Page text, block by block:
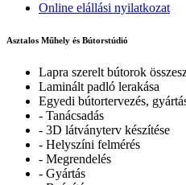
Online elállási nyilatkozat
Asztalos Műhely és Bútorstúdió
Lapra szerelt bútorok
Laminált padló lerakása
Egyedi bútortervezés,
- Tanácsadás
- 3D látványterv készítése
- Helyszíni felmérés
- Megrendelés
- Gyártás